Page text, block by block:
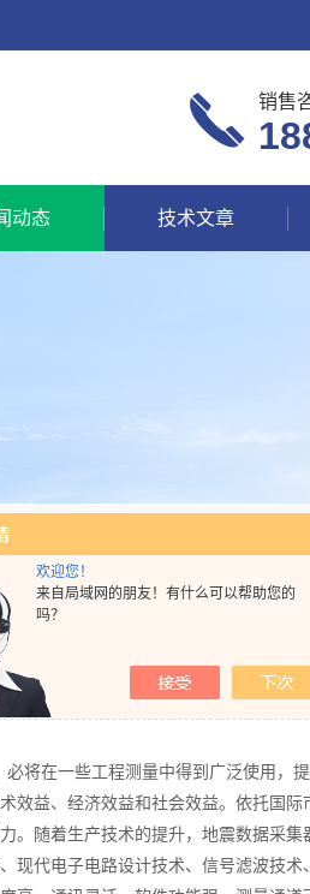
欢迎您！
来自局域网的朋友！有什么可以帮助您的
吗？
销售
动态 技术文章
讯> OBS多通道地震仪目前已受到了
OBS多通道地震仪目前已
发布日期： 2022-01-18
在一些工程测量中得到广泛使用，
效益、经济效益和社会效益。依托国
。随着生产技术的提升，地震数据采
代电子电路设计技术、信号滤波技术